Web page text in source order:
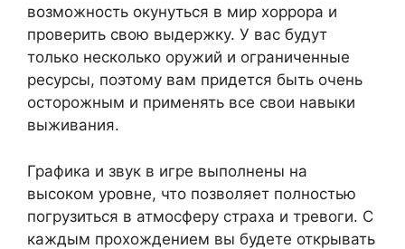
возможность окунуться в мир хоррора и
проверить свою выдержку. У вас будут
только несколько оружий и ограниченные
ресурсы, поэтому вам придется быть очень
осторожным и применять все свои навыки
выживания.
Графика и звук в игре выполнены на
высоком уровне, что позволяет полностью
погрузиться в атмосферу страха и тревоги. С
каждым прохождением вы будете открывать